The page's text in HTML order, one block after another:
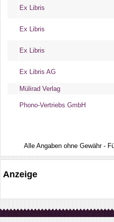
Ex Libris
Ex Libris
Ex Libris
Ex Libris AG
Mülirad Verlag
Phono-Vertriebs GmbH
Alle Angaben ohne Gewähr - Für
Anzeige